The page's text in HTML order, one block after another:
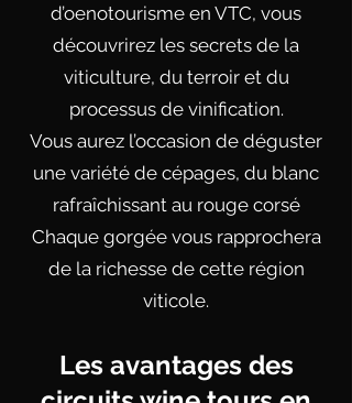
d’oenotourisme en VTC, vous
découvrirez les secrets de la
viticulture, du terroir et du
processus de vinification.
Vous aurez l’occasion de déguster
une variété de cépages, du blanc
rafraîchissant au rouge corsé
Chaque gorgée vous rapprochera
de la richesse de cette région
viticole.
Les avantages des